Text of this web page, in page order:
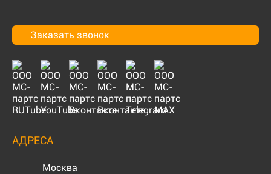
Заказать звонок
АДРЕСА
Москва